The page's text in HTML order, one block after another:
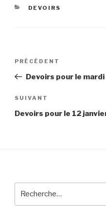
CATÉGORIES
DEVOIRS
Navigation
l’article
Article
précédent
PRÉCÉDENT
Devoirs pour le
Article
suivant
SUIVANT
Devoirs pour le 12